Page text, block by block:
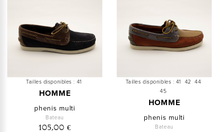
Tailles disponibles : 41
HOMME
phenis multi
Bateau
105,00 €
Tailles disponibles : 41 42 44
45
HOMME
phenis multi
Bateau